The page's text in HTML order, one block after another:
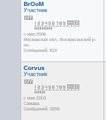
BrOoM
Участник
с июл 2006
Московская обл., Воскресенский р-
он.
Сообщений: 819
Corvus
Участник
с мая 2003
Самара
Сообщений: 3258